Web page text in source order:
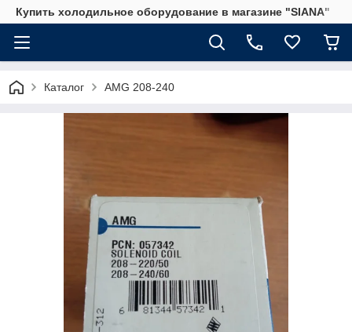
Купить холодильное оборудование в магазине "SIANA"
Каталог AMG 208-240